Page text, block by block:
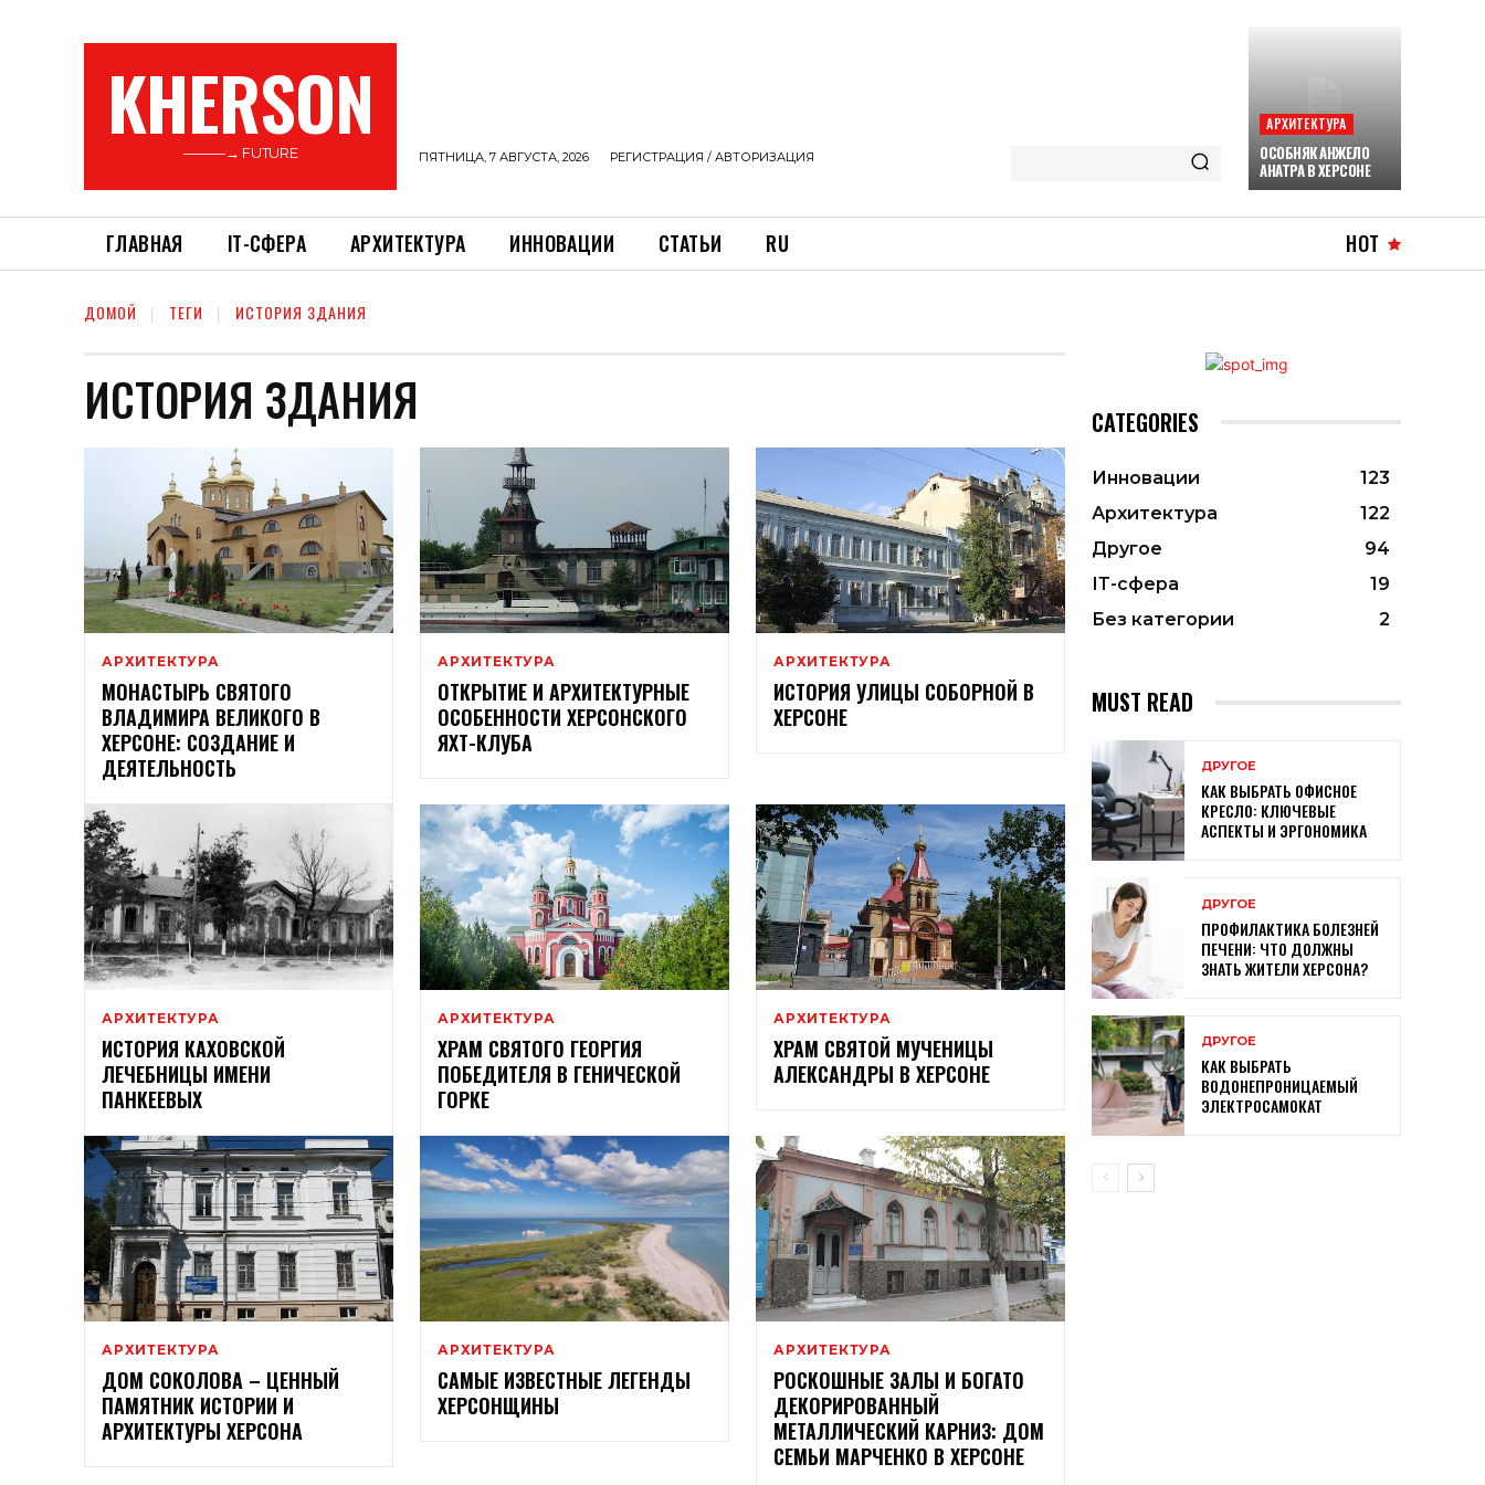
KHERSON
———→ FUTURE ПЯТНИЦА, 7 АВГУСТА, 2026 РЕГИСТРАЦИЯ / АВТОРИЗАЦИЯ
АРХИТЕКТУРА
ОСОБНЯК АНЖЕЛО
АНАТРА В ХЕРСОНЕ
ГЛАВНАЯ ІТ-СФЕРА АРХИТЕКТУРА ИННОВАЦИИ СТАТЬИ RU HOT
ДОМОЙ ТЕГИ ИСТОРИЯ ЗДАНИЯ
ИСТОРИЯ ЗДАНИЯ
АРХИТЕКТУРА
МОНАСТЫРЬ СВЯТОГО
ВЛАДИМИРА ВЕЛИКОГО В
ХЕРСОНЕ: СОЗДАНИЕ И
ДЕЯТЕЛЬНОСТЬ
АРХИТЕКТУРА
ОТКРЫТИЕ И АРХИТЕКТУРНЫЕ
ОСОБЕННОСТИ ХЕРСОНСКОГО
ЯХТ-КЛУБА
АРХИТЕКТУРА
ИСТОРИЯ УЛИЦЫ СОБОРНОЙ В
ХЕРСОНЕ
АРХИТЕКТУРА
ИСТОРИЯ КАХОВСКОЙ
ЛЕЧЕБНИЦЫ ИМЕНИ
ПАНКЕЕВЫХ
АРХИТЕКТУРА
ХРАМ СВЯТОГО ГЕОРГИЯ
ПОБЕДИТЕЛЯ В ГЕНИЧЕСКОЙ
ГОРКЕ
АРХИТЕКТУРА
ХРАМ СВЯТОЙ МУЧЕНИЦЫ
АЛЕКСАНДРЫ В ХЕРСОНЕ
АРХИТЕКТУРА
ДОМ СОКОЛОВА – ЦЕННЫЙ
ПАМЯТНИК ИСТОРИИ И
АРХИТЕКТУРЫ ХЕРСОНА
АРХИТЕКТУРА
САМЫЕ ИЗВЕСТНЫЕ ЛЕГЕНДЫ
ХЕРСОНЩИНЫ
АРХИТЕКТУРА
РОСКОШНЫЕ ЗАЛЫ И БОГАТО
ДЕКОРИРОВАННЫЙ
МЕТАЛЛИЧЕСКИЙ КАРНИЗ: ДОМ
СЕМЬИ МАРЧЕНКО В ХЕРСОНЕ
CATEGORIES
Инновации
123
Архитектура
122
Другое
94
ІТ-сфера
19
Без категории
2
MUST READ
ДРУГОЕ
КАК ВЫБРАТЬ ОФИСНОЕ
КРЕСЛО: КЛЮЧЕВЫЕ
АСПЕКТЫ И ЭРГОНОМИКА
ДРУГОЕ
ПРОФИЛАКТИКА БОЛЕЗНЕЙ
ПЕЧЕНИ: ЧТО ДОЛЖНЫ
ЗНАТЬ ЖИТЕЛИ ХЕРСОНА?
ДРУГОЕ
КАК ВЫБРАТЬ
ВОДОНЕПРОНИЦАЕМЫЙ
ЭЛЕКТРОСАМОКАТ